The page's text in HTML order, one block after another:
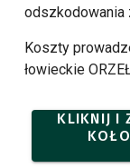
odszkodowania
Koszty
łowieckie
KLIKNIJ I